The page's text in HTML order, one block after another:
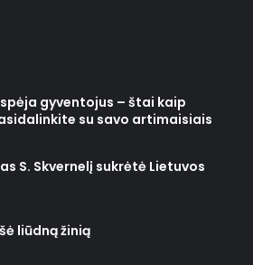
gyventojus – štai kaip
su savo artimaisiais
S. Skvernelį sukrėtė Lietuvos
liūdną žinią